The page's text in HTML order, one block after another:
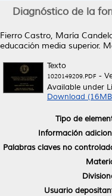
Diagnóstico de la
Fierro Castro, María
educación media superior.
Texto
1020149209.PDF -
Available under
Download
Tipo de
Información
Palabras claves no
Usuario